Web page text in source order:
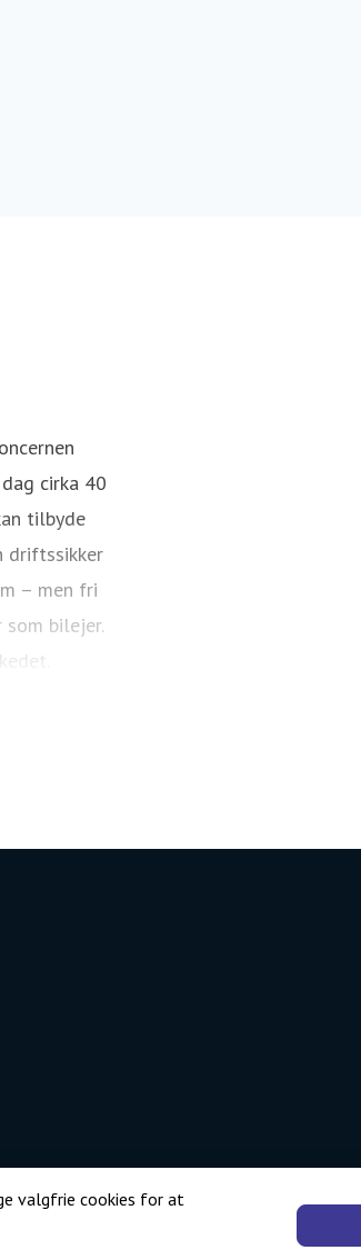
valgfrie cookies for at
cirka 40
tilbyde
driftssikker
– men fri
bilejer.